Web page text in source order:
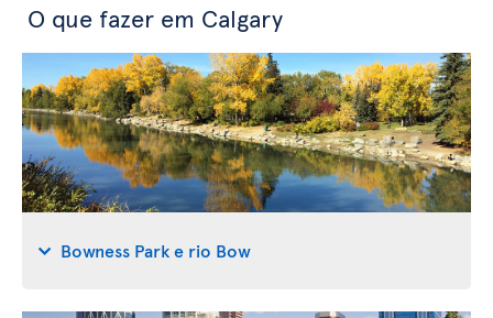
O que fazer em Calgary
Bowness Park e rio Bow